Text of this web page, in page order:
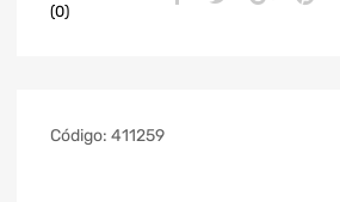
(0)
Código: 411259